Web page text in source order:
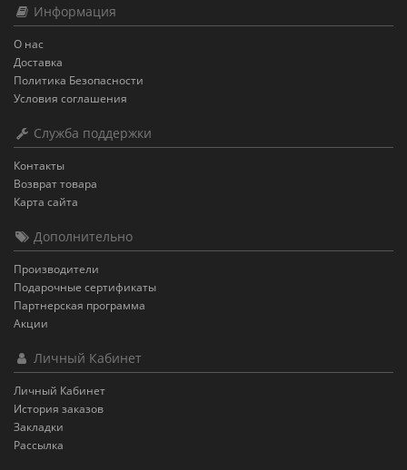
Информация
О нас
Доставка
Политика Безопасности
Условия соглашения
Служба поддержки
Контакты
Возврат товара
Карта сайта
Дополнительно
Производители
Подарочные сертификаты
Партнерская программа
Акции
Личный Кабинет
Личный Кабинет
История заказов
Закладки
Рассылка